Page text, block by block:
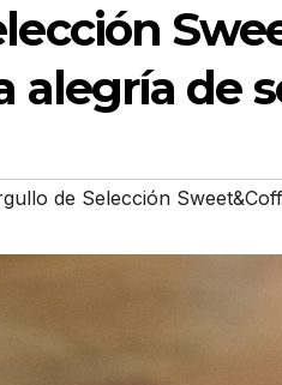
alegría de
de Selección